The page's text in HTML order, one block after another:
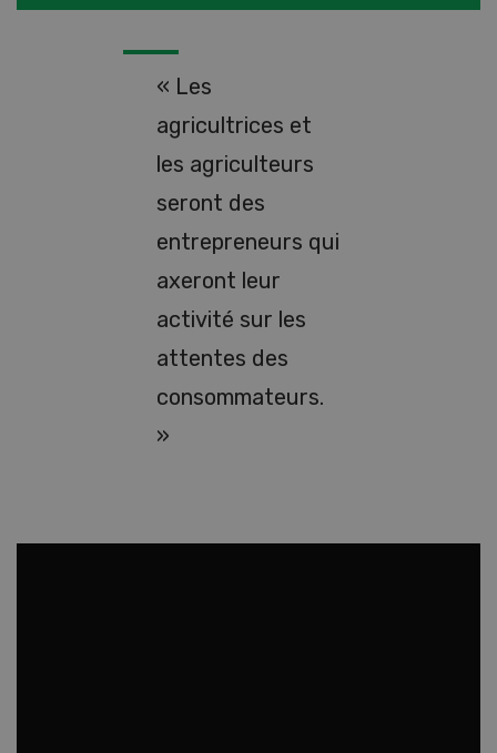
« Les
agricultrices et
les agriculteurs
seront des
entrepreneurs qui
axeront leur
activité sur les
attentes des
consommateurs.
»